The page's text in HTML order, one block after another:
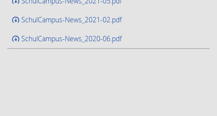
SchulCampus-News_2021-02.pdf
SchulCampus-News_2020-06.pdf